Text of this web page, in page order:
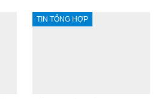
TIN TỔNG HỢP